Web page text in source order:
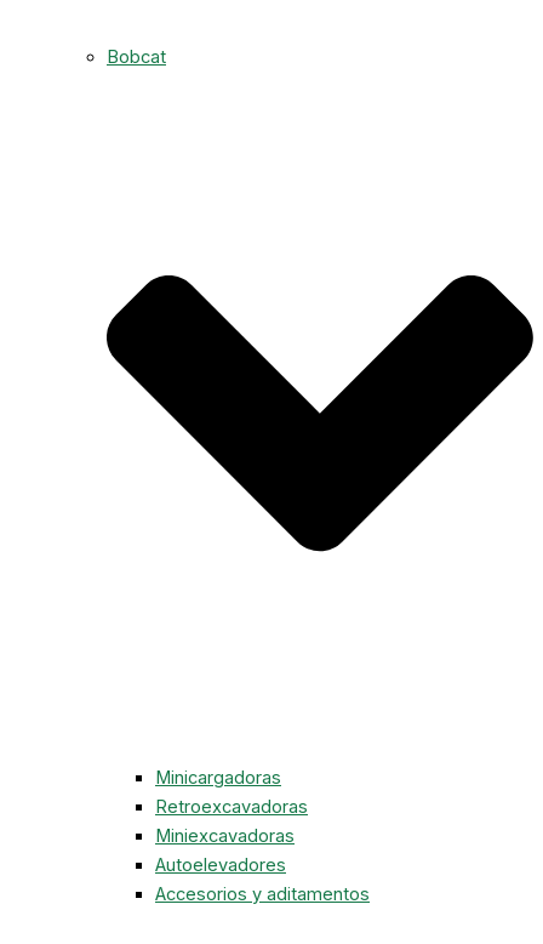
Bobcat
Minicargadoras
Retroexcavadoras
Miniexcavadoras
Autoelevadores
Accesorios y aditamentos